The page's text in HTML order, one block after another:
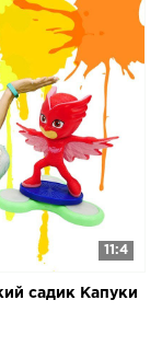
11:4
садик Капуки